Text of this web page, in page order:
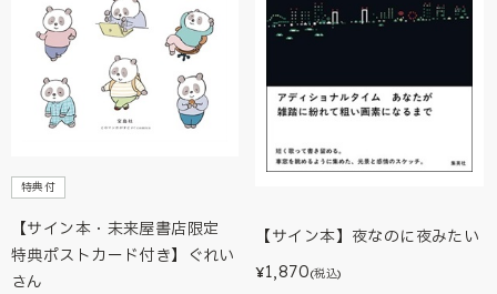
特典付
【サイン本・未来屋書店限定
特典ポストカード付き】ぐれい
さん
【サイン本】夜なのに夜みたい
¥1,870(税込)